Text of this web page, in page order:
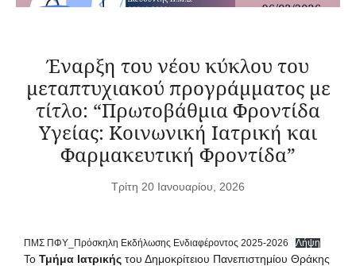
Έναρξη του νέου κύκλου του
μεταπτυχιακού προγράμματος με
τίτλο: “Πρωτοβάθμια Φροντίδα
Υγείας: Κοινωνική Ιατρική και
Φαρμακευτική Φροντίδα”
Τρίτη 20 Ιανουαρίου, 2026
ΠΜΣ ΠΦΥ_Πρόσκηλη Εκδήλωσης Ενδιαφέροντος 2025-2026 Λήψη
Το Τμήμα Ιατρικής του Δημοκρίτειου Πανεπιστημίου Θράκης